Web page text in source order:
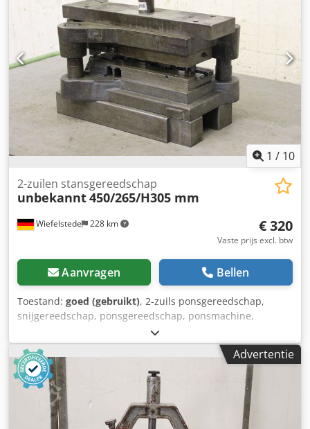
1 / 10
Wiefelstede 228 km
2-zuilen stansgereedschap
unbekannt450/265/H305 mm
€ 320
Vaste prijs excl. btw
Aanvragen Bellen
Toestand: goed (gebruikt), 2-zuils ponsgereedschap,
snijgereedschap, ponsgereedschap, ponsmachine,
ponsmatrijs, ponsstempel, zuilenframe -Ponsgereedschap:
2 zuilen, met 4-cijferige pincode -Opname: pen Ø 38 mm -
Ponsstempel: zie foto's -Afmetingen: 450/265/H305 mm -
Gewicht: 94 kg Dkjdpfx Anehb N Atemsr
Advertentie